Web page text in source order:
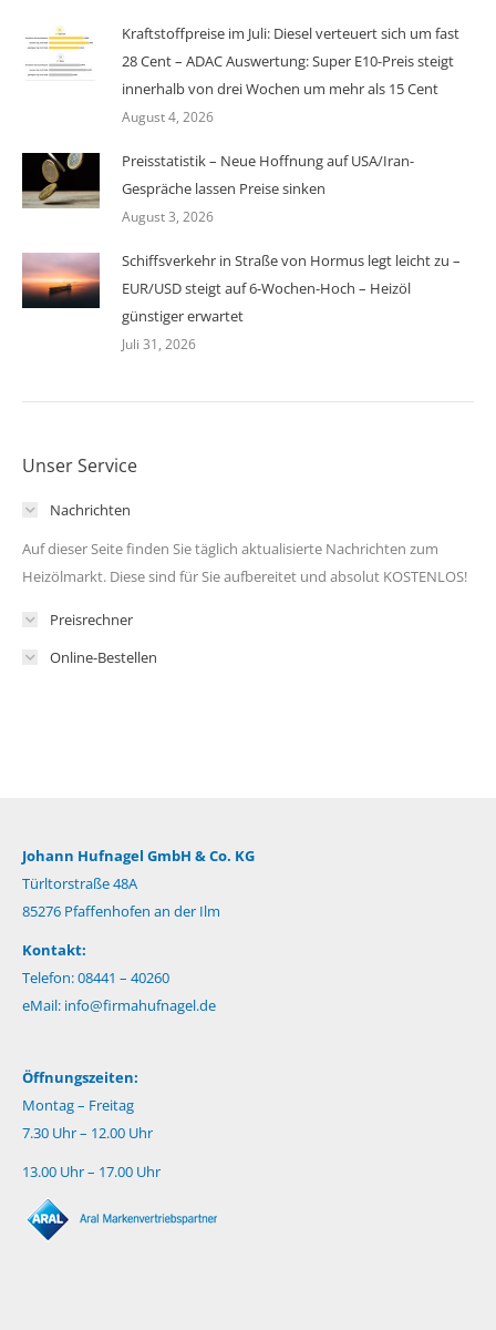
Kraftstoffpreise im Juli: Diesel verteuert sich um fast
28 Cent – ADAC Auswertung: Super E10-Preis steigt
innerhalb von drei Wochen um mehr als 15 Cent
August 4, 2026
Preisstatistik – Neue Hoffnung auf USA/Iran-
Gespräche lassen Preise sinken
August 3, 2026
Schiffsverkehr in Straße von Hormus legt leicht zu –
EUR/USD steigt auf 6-Wochen-Hoch – Heizöl
günstiger erwartet
Juli 31, 2026
Unser Service
Nachrichten
Auf dieser Seite finden Sie täglich aktualisierte Nachrichten zum
Heizölmarkt. Diese sind für Sie aufbereitet und absolut KOSTENLOS!
Preisrechner
Online-Bestellen
Johann Hufnagel GmbH & Co. KG
Türltorstraße 48A
85276 Pfaffenhofen an der Ilm
Kontakt:
Telefon: 08441 – 40260
eMail: info@firmahufnagel.de
Öffnungszeiten:
Montag – Freitag
7.30 Uhr – 12.00 Uhr
13.00 Uhr – 17.00 Uhr